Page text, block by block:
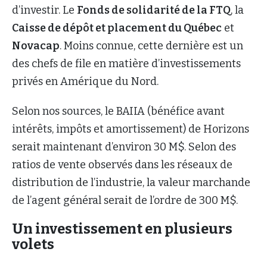
d’investir. Le Fonds de solidarité de la FTQ, la
Caisse de dépôt et placement du Québec et
Novacap. Moins connue, cette dernière est un
des chefs de file en matière d’investissements
privés en Amérique du Nord.
Selon nos sources, le BAIIA (bénéfice avant
intérêts, impôts et amortissement) de Horizons
serait maintenant d’environ 30 M$. Selon des
ratios de vente observés dans les réseaux de
distribution de l’industrie, la valeur marchande
de l’agent général serait de l’ordre de 300 M$.
Un investissement en plusieurs
volets